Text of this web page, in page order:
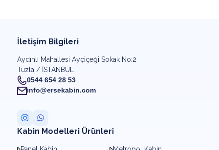
İletişim Bilgileri
Aydınlı Mahallesi Ayçiçeği Sokak No:2
Tuzla / İSTANBUL
0544 654 28 53
info@ersekabin.com
Kabin Modelleri Ürünleri